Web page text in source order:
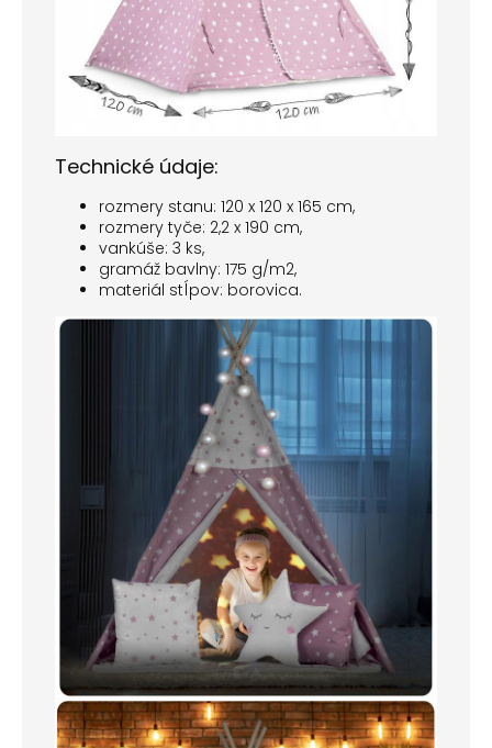
Technické údaje:
rozmery stanu: 120 x 120 x 165 cm,
rozmery tyče: 2,2 x 190 cm,
vankúše: 3 ks,
gramáž bavlny: 175 g/m2,
materiál stĺpov: borovica.